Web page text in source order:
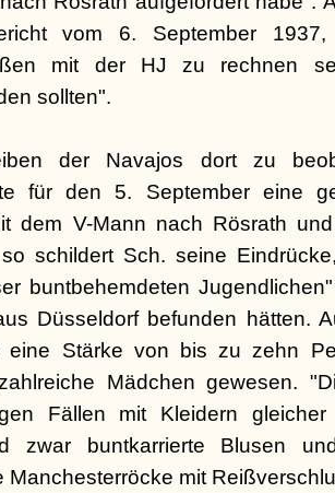
vom 6. September
mit der HJ zu rechnen
sollten".
der Navajos dort zu
für den 5. September eine
dem V-Mann nach Rösrath
schildert Sch. seine
buntbehemdeten
Düsseldorf befunden hätten.
eine Stärke von bis zu zehn
Mädchen gewesen.
Fällen mit Kleidern
zwar buntkarrierte Blusen
Manchesterröcke mit